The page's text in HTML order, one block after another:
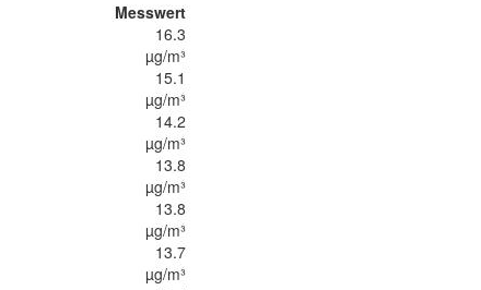
Messwert
16.3
µg/m³
15.1
µg/m³
14.2
µg/m³
13.8
µg/m³
13.8
µg/m³
13.7
µg/m³